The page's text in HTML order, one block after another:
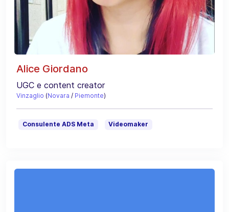
Alice Giordano
UGC e content creator
Vinzaglio (Novara / Piemonte)
Consulente ADS Meta Videomaker